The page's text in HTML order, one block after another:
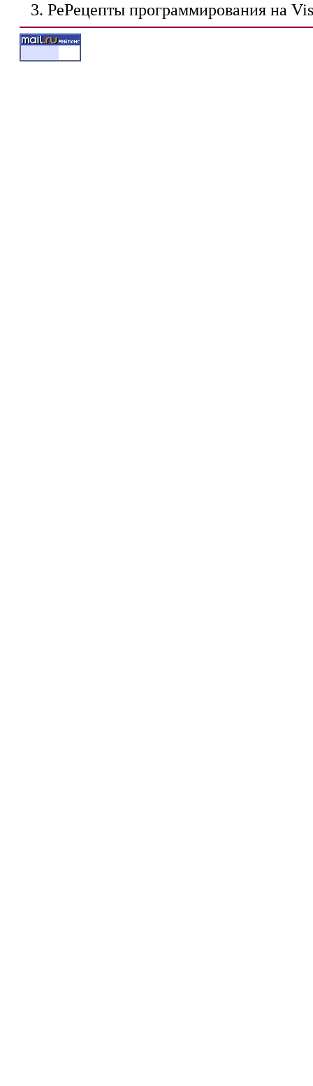
РеРецепты программирования на